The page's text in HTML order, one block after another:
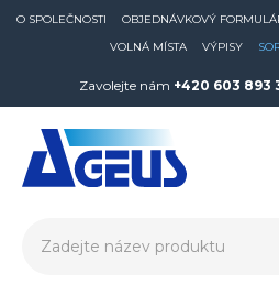
O SPOLEČNOSTI OBJEDNÁVKOVÝ
VOLNÁ MÍSTA
VÝPISY
Zavolejte nám +420 603 893